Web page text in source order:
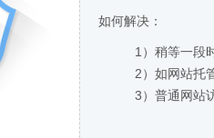
如何解决：
1）稍等一段
2）如网站托
3）普通网站